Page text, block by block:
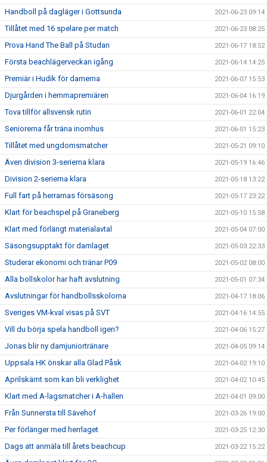
Handboll på dagläger i Gottsunda 2021-06-23 09:14
Tillåtet med 16 spelare per match 2021-06-23 08:25
Prova Hand The Ball på Studan 2021-06-17 18:52
Första beachlägerveckan igång 2021-06-14 14:25
Premiär i Hudik för damerna 2021-06-07 15:53
Djurgården i hemmapremiären 2021-06-04 16:19
Tova tillför allsvensk rutin 2021-06-01 22:04
Seniorerna får träna inomhus 2021-06-01 15:23
Tillåtet med ungdomsmatcher 2021-05-21 09:10
Även division 3-serierna klara 2021-05-19 16:46
Division 2-serierna klara 2021-05-18 13:22
Full fart på herrarnas försäsong 2021-05-17 23:22
Klart för beachspel på Graneberg 2021-05-10 15:58
Klart med förlängt materialavtal 2021-05-04 07:00
Säsongsupptakt för damlaget 2021-05-03 22:33
Studerar ekonomi och tränar P09 2021-05-02 08:00
Alla bollskolor har haft avslutning 2021-05-01 07:34
Avslutningar för handbollsskolorna 2021-04-17 18:06
Sveriges VM-kval visas på SVT 2021-04-16 14:55
Vill du börja spela handboll igen? 2021-04-06 15:27
Jonas blir ny damjuniortränare 2021-04-05 09:14
Uppsala HK önskar alla Glad Påsk 2021-04-02 19:10
Aprilskämt som kan bli verklighet 2021-04-02 10:45
Klart med A-lagsmatcher i A-hallen 2021-04-01 09:00
Från Sunnersta till Sävehof 2021-03-26 19:00
Per förlänger med herrlaget 2021-03-25 12:30
Dags att anmäla till årets beachcup 2021-03-22 15:22